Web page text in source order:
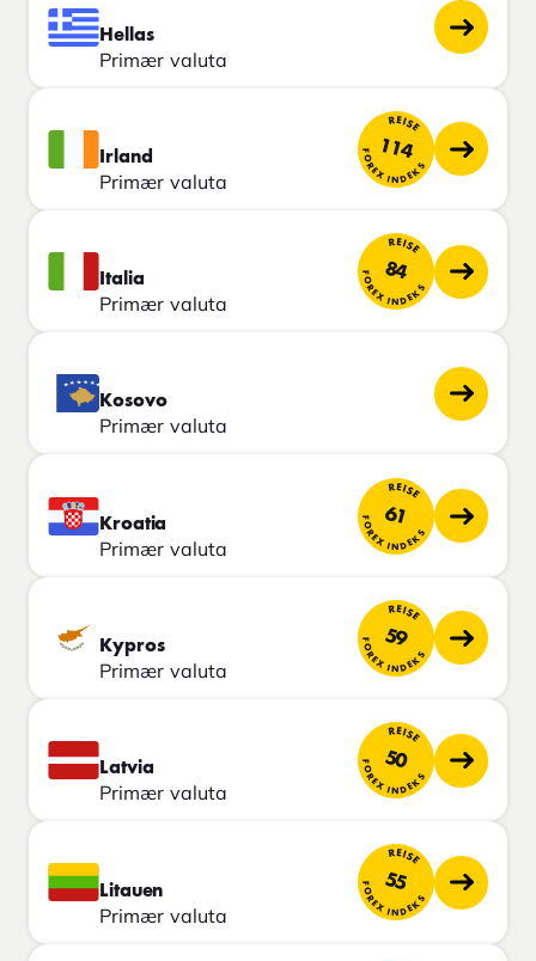
Hellas
Primær valuta
Irland
Primær valuta
REISE
114
FOREX INDEKS
Italia
Primær valuta
REISE
84
FOREX INDEKS
Kosovo
Primær valuta
Kroatia
Primær valuta
REISE
61
FOREX INDEKS
Kypros
Primær valuta
REISE
59
FOREX INDEKS
Latvia
Primær valuta
REISE
50
FOREX INDEKS
Litauen
Primær valuta
REISE
55
FOREX INDEKS